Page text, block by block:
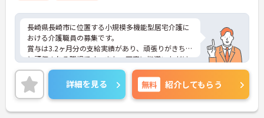
長崎県長崎市に位置する小規模多機能型居宅介護に
おける介護職員の募集です。
賞与は3.2ヶ月分の支給実績があり、頑張りがきちん
と評価される職場です。また、丁寧に指導いただけ
るので、業務に不安がある方でも安心してご勤務い
ただけます。
ご興味のある方には、面接対策ポイントなど、さら
に詳細をお話しいたしますのでお気軽にご相談くだ
さい！
詳細を見る 無料 紹介してもらう